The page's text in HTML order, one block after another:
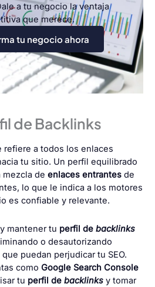
a tu negocio la ventaja
que merece.
tu negocio ahora
de Backlinks
refiere a todos los enlaces
tu sitio. Un perfil equilibrado
de enlaces entrantes de
lo que le indica a los motores
es confiable y relevante.
mantener tu perfil de backlinks
o desautorizando
puedan perjudicar tu SEO.
como Google Search Console
tu perfil de backlinks y tomar